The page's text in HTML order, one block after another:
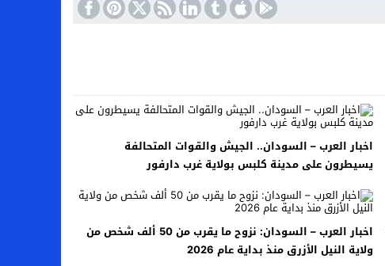
اخبار العرب – السودان.. الجيش والقوات المتحالفة
يسيطرون على مدينة كلبس بولاية غرب دارفور
اخبار العرب – السودان: نزوح ما يقرب من 50 ألف شخص من
ولاية النيل الأزرق منذ بداية عام 2026